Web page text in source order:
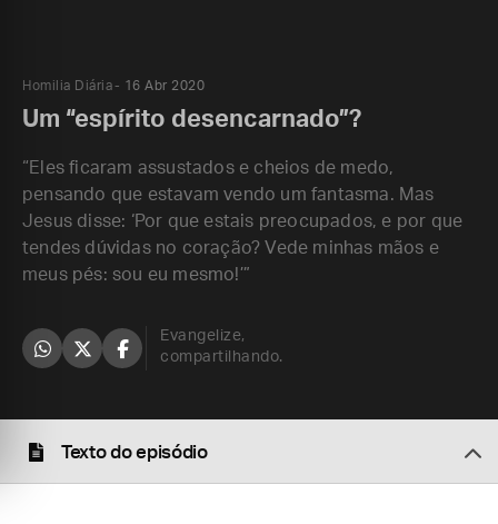
Homilia Diária 16 Abr 2020
Um “espírito desencarnado”?
“Eles ficaram assustados e cheios de medo,
pensando que estavam vendo um fantasma. Mas
Jesus disse: ‘Por que estais preocupados, e por que
tendes dúvidas no coração? Vede minhas mãos e
meus pés: sou eu mesmo!’”
Evangelize,
compartilhando.
Texto do episódio